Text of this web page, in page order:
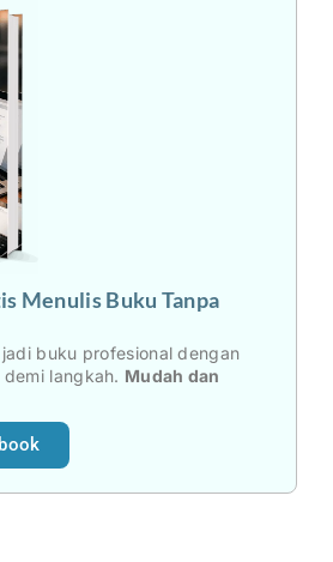
Menulis Buku Tanpa
buku profesional dengan
langkah. Mudah dan